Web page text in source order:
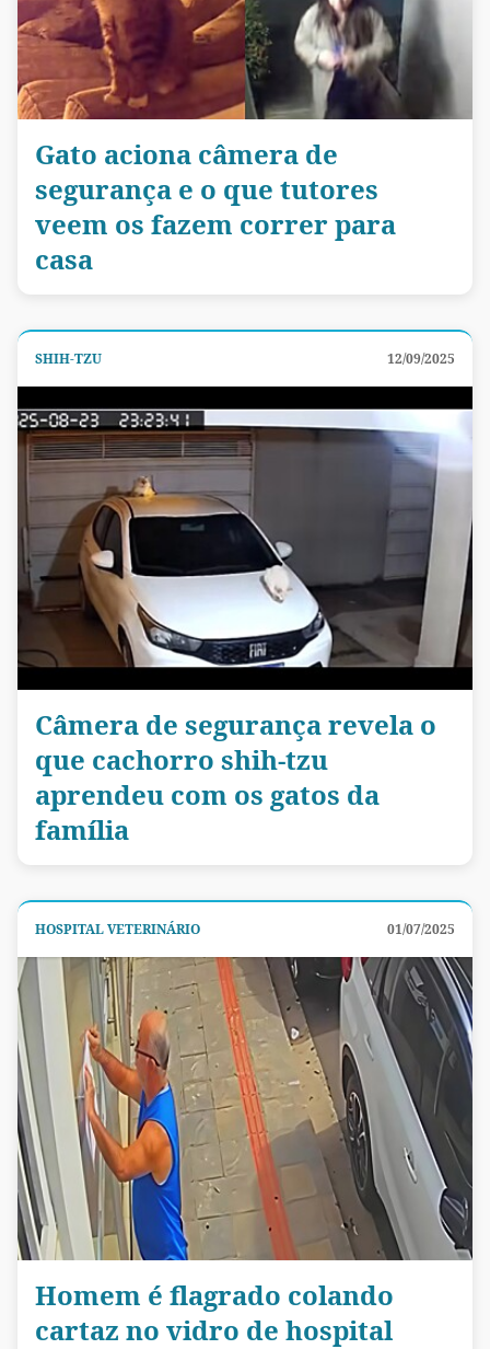
Gato aciona câmera de
segurança e o que tutores
veem os fazem correr para
casa
SHIH-TZU 12/09/2025
Câmera de segurança revela o
que cachorro shih-tzu
aprendeu com os gatos da
família
HOSPITAL VETERINÁRIO 01/07/2025
Homem é flagrado colando
cartaz no vidro de hospital